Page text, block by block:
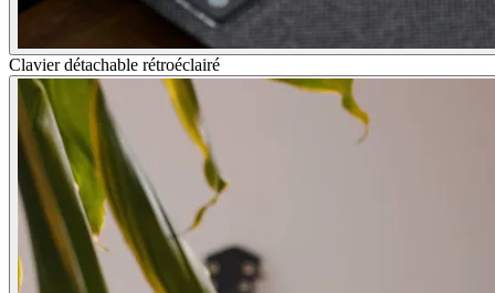
Clavier détachable rétroéclairé